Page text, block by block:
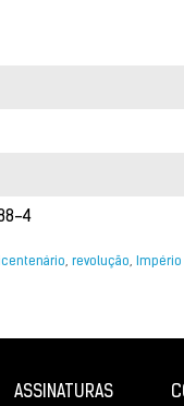
4
, revolução,
ASSINATURAS